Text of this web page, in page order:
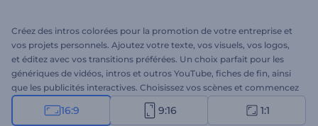
Créez des intros colorées pour la promotion de votre entreprise et
vos projets personnels. Ajoutez votre texte, vos visuels, vos logos,
et éditez avec vos transitions préférées. Un choix parfait pour les
génériques de vidéos, intros et outros YouTube, fiches de fin, ainsi
que les publicités interactives. Choisissez vos scènes et commencez
à créer !
16:9 9:16 1:1